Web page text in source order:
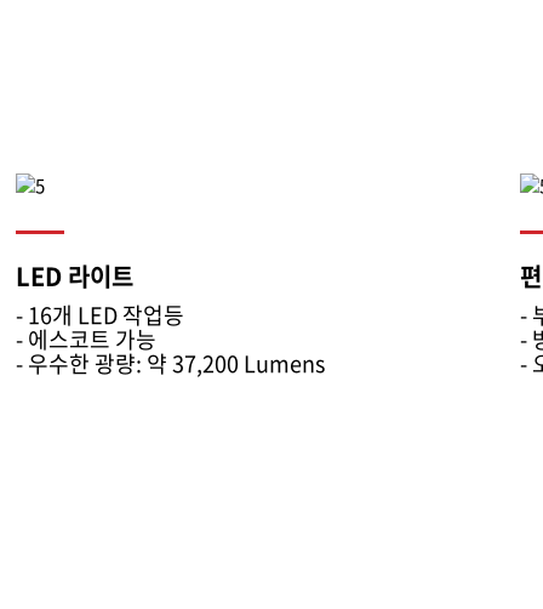
LED 라이트
- 16개 LED 작업등
- 에스코트 가능
- 우수한 광량: 약 37,200 Lumens
-
-
-